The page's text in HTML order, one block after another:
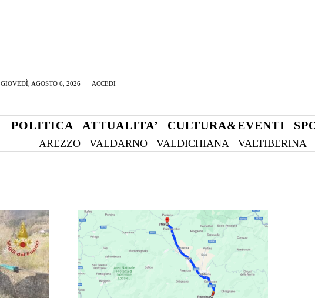
GIOVEDÌ, AGOSTO 6, 2026 ACCEDI
POLITICA ATTUALITA’ CULTURA&EVENTI
AREZZO VALDARNO VALDICHIANA VALTIBERINA